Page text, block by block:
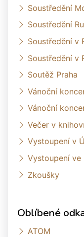
Soustředění
Soustředění
Soustředění v
Soustředění v
Soutěž Praha
Vánoční
Vánoční
Večer v
Vystoupení v
Vystoupení ve
Zkoušky
Oblíbené
ATOM